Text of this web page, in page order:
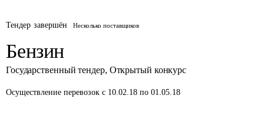
Тендер завершён Несколько поставщиков
Бензин
Государственный тендер, Открытый конкурс
Осуществление перевозок с 10.02.18 по 01.05.18